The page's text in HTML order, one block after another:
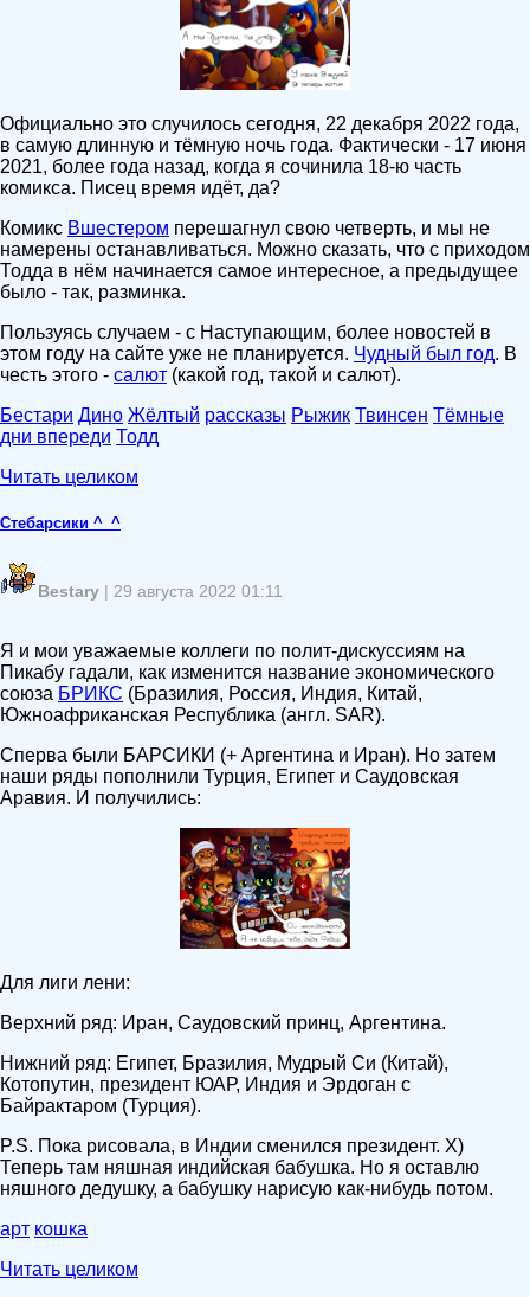
Официально это случилось сегодня, 22 декабря 2022 года,
в самую длинную и тёмную ночь года. Фактически - 17 июня
2021, более года назад, когда я сочинила 18-ю часть
комикса. Писец время идёт, да?
Комикс Вшестером перешагнул свою четверть, и мы не
намерены останавливаться. Можно сказать, что с приходом
Тодда в нём начинается самое интересное, а предыдущее
было - так, разминка.
Пользуясь случаем - с Наступающим, более новостей в
этом году на сайте уже не планируется. Чудный был год. В
честь этого - салют (какой год, такой и салют).
Бестари Дино Жёлтый рассказы Рыжик Твинсен Тёмные
дни впереди Тодд
Читать целиком
Стебарсики ^_^
Bestary | 29 августа 2022 01:11
Я и мои уважаемые коллеги по полит-дискуссиям на
Пикабу гадали, как изменится название экономического
союза БРИКС (Бразилия, Россия, Индия, Китай,
Южноафриканская Республика (англ. SAR).
Сперва были БАРСИКИ (+ Аргентина и Иран). Но затем
наши ряды пополнили Турция, Египет и Саудовская
Аравия. И получились:
Для лиги лени:
Верхний ряд: Иран, Саудовский принц, Аргентина.
Нижний ряд: Египет, Бразилия, Мудрый Си (Китай),
Котопутин, президент ЮАР, Индия и Эрдоган с
Байрактаром (Турция).
P.S. Пока рисовала, в Индии сменился президент. X)
Теперь там няшная индийская бабушка. Но я оставлю
няшного дедушку, а бабушку нарисую как-нибудь потом.
арт кошка
Читать целиком